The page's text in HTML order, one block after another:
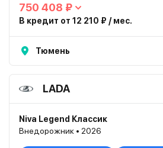
750 408 ₽
В кредит от 12 210 ₽ / мес.
Тюмень
LADA
Niva Legend Классик
Внедорожник • 2026